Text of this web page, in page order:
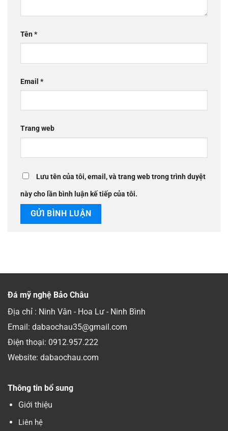
Tên*
Email *
Trang web
Lưu tên của tôi, email, và trang web trong trình duyệt
này cho lần bình luận kế tiếp của tôi.
Đá mỹ nghệ Bảo Châu
Địa chỉ : Ninh Vân - Hoa Lư - Ninh Bình
Email: dabaochau35@gmail.com
Điện thoại: 0912.957.222
Website: dabaochau.com
Thông tin bổ sung
Giới thiệu
Liên hệ